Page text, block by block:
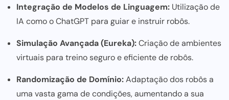
Integração de Modelos de Linguagem: Utilização de
IA como o ChatGPT para guiar e instruir robôs.
Simulação Avançada (Eureka):Criação de ambientes
virtuais para treino seguro e eficiente de robôs.
Randomização de Domínio:Adaptação dos robôs a
uma vasta gama de condições, aumentando a sua